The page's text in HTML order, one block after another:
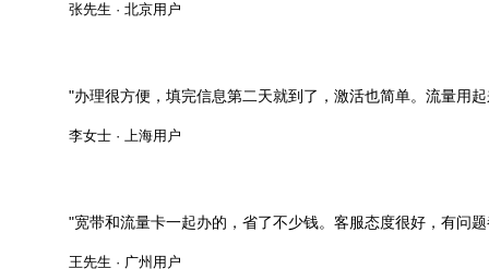
张先生 · 北京用户
"办理很方便，填完信息第二天就到了，激活也简单。流量用
李女士 · 上海用户
"宽带和流量卡一起办的，省了不少钱。客服态度很好，有问
王先生 · 广州用户